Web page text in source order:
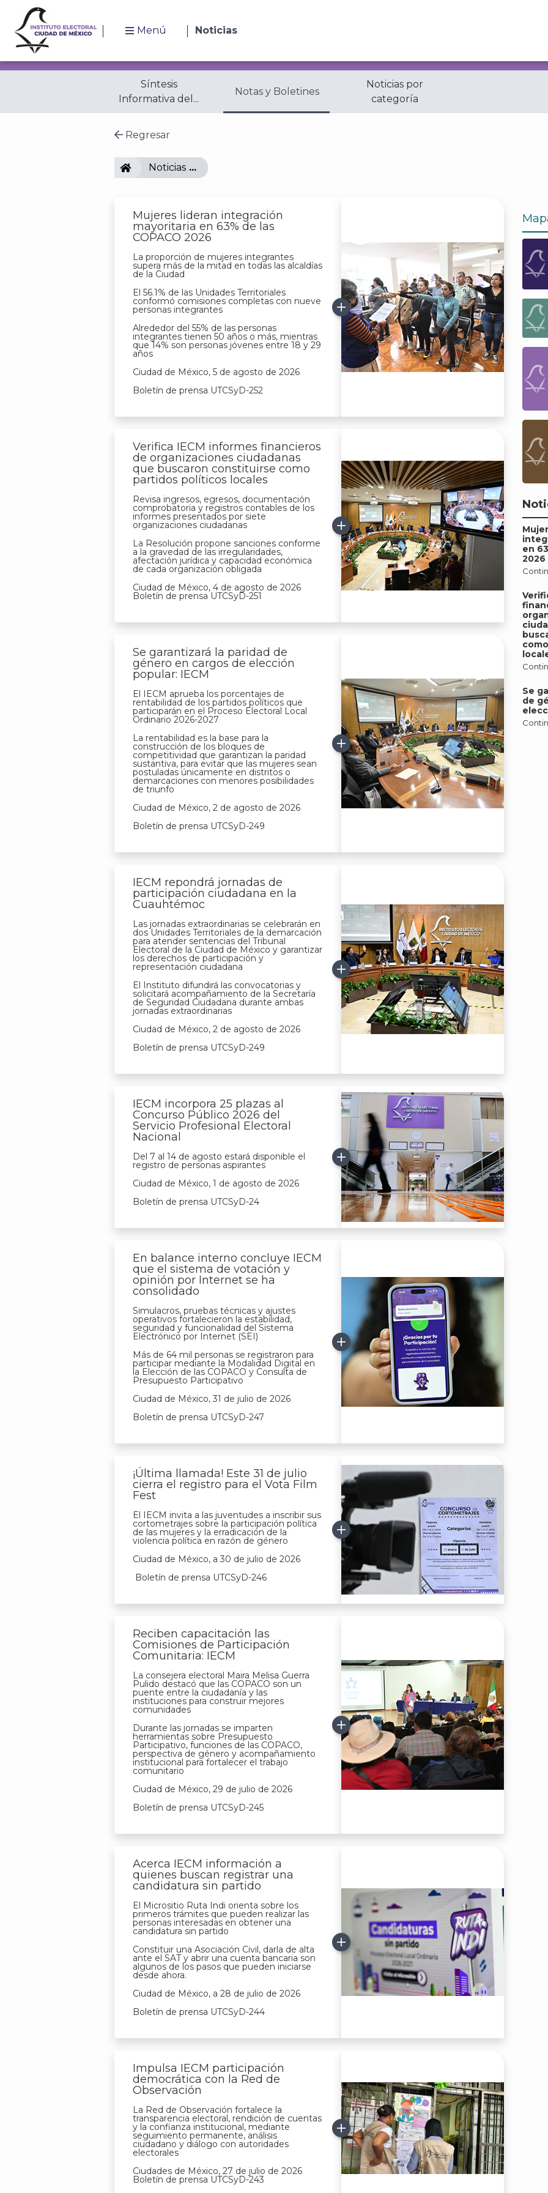
Menú Noticias
Síntesis
Informativa del...
Notas y Boletines
Noticias por
categoría
Regresar
IECMNoticias
Mujeres lideran integración
mayoritaria en 63% de las
COPACO 2026
La proporción de mujeres integrantes
supera más de la mitad en todas las alcaldías
de la Ciudad
El 56.1% de las Unidades Territoriales
conformó comisiones completas con nueve
personas integrantes
Alrededor del 55% de las personas
integrantes tienen 50 años o más, mientras
que 14% son personas jóvenes entre 18 y 29
años
Ciudad de México, 5 de agosto de 2026
Boletín de prensa UTCSyD-252
Verifica IECM informes financieros
de organizaciones ciudadanas
que buscaron constituirse como
partidos políticos locales
Revisa ingresos, egresos, documentación
comprobatoria y registros contables de los
informes presentados por siete
organizaciones ciudadanas
La Resolución propone sanciones conforme
a la gravedad de las irregularidades,
afectación jurídica y capacidad económica
de cada organización obligada
Ciudad de México, 4 de agosto de 2026
Boletín de prensa UTCSyD-251
Se garantizará la paridad de
género en cargos de elección
popular: IECM
El IECM aprueba los porcentajes de
rentabilidad de los partidos políticos que
participarán en el Proceso Electoral Local
Ordinario 2026-2027
La rentabilidad es la base para la
construcción de los bloques de
competitividad que garantizan la paridad
sustantiva, para evitar que las mujeres sean
postuladas únicamente en distritos o
demarcaciones con menores posibilidades
de triunfo
Ciudad de México, 2 de agosto de 2026
Boletín de prensa UTCSyD-249
IECM repondrá jornadas de
participación ciudadana en la
Cuauhtémoc
Las jornadas extraordinarias se celebrarán en
dos Unidades Territoriales de la demarcación
para atender sentencias del Tribunal
Electoral de la Ciudad de México y garantizar
los derechos de participación y
representación ciudadana
El Instituto difundirá las convocatorias y
solicitará acompañamiento de la Secretaría
de Seguridad Ciudadana durante ambas
jornadas extraordinarias
Ciudad de México, 2 de agosto de 2026
Boletín de prensa UTCSyD-249
IECM incorpora 25 plazas al
Concurso Público 2026 del
Servicio Profesional Electoral
Nacional
Del 7 al 14 de agosto estará disponible el
registro de personas aspirantes
Ciudad de México, 1 de agosto de 2026
Boletín de prensa UTCSyD-24
En balance interno concluye IECM
que el sistema de votación y
opinión por Internet se ha
consolidado
Simulacros, pruebas técnicas y ajustes
operativos fortalecieron la estabilidad,
seguridad y funcionalidad del Sistema
Electrónico por Internet (SEI)
Más de 64 mil personas se registraron para
participar mediante la Modalidad Digital en
la Elección de las COPACO y Consulta de
Presupuesto Participativo
Ciudad de México, 31 de julio de 2026
Boletín de prensa UTCSyD-247
¡Última llamada! Este 31 de julio
cierra el registro para el Vota Film
Fest
El IECM invita a las juventudes a inscribir sus
cortometrajes sobre la participación política
de las mujeres y la erradicación de la
violencia política en razón de género
Ciudad de México, a 30 de julio de 2026
Boletín de prensa UTCSyD-246
Reciben capacitación las
Comisiones de Participación
Comunitaria: IECM
La consejera electoral Maira Melisa Guerra
Pulido destacó que las COPACO son un
puente entre la ciudadanía y las
instituciones para construir mejores
comunidades
Durante las jornadas se imparten
herramientas sobre Presupuesto
Participativo, funciones de las COPACO,
perspectiva de género y acompañamiento
institucional para fortalecer el trabajo
comunitario
Ciudad de México, 29 de julio de 2026
Boletín de prensa UTCSyD-245
Acerca IECM información a
quienes buscan registrar una
candidatura sin partido
El Micrositio Ruta Indi orienta sobre los
primeros trámites que pueden realizar las
personas interesadas en obtener una
candidatura sin partido
Constituir una Asociación Civil, darla de alta
ante el SAT y abrir una cuenta bancaria son
algunos de los pasos que pueden iniciarse
desde ahora.
Ciudad de México, a 28 de julio de 2026
Boletín de prensa UTCSyD-244
Impulsa IECM participación
democrática con la Red de
Observación
La Red de Observación fortalece la
transparencia electoral, rendición de cuentas
y la confianza institucional, mediante
seguimiento permanente, análisis
ciudadano y diálogo con autoridades
electorales
Ciudades de México, 27 de julio de 2026
Boletín de prensa UTCSyD-243
en
2026
Se
de